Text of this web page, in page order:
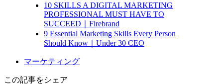
10 SKILLS A DIGITAL MARKETING
PROFESSIONAL MUST HAVE TO
SUCCEED｜Firebrand
9 Essential Marketing Skills Every Person
Should Know｜Under 30 CEO
マーケティング
この記事をシェア